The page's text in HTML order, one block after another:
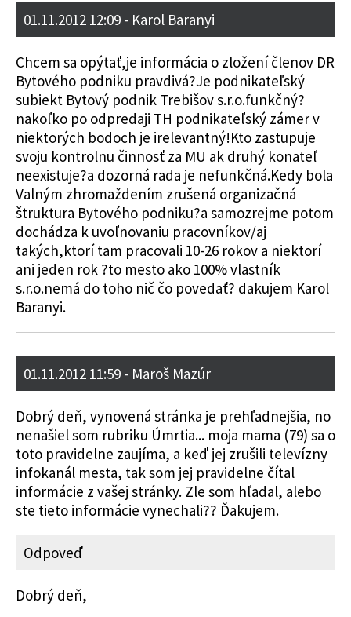
01.11.2012 12:09 - Karol Baranyi
Chcem sa opýtať,je informácia o zložení členov DR
Bytového podniku pravdivá?Je podnikateľský
subiekt Bytový podnik Trebišov s.r.o.funkčný?
nakoľko po odpredaji TH podnikateľský zámer v
niektorých bodoch je irelevantný!Kto zastupuje
svoju kontrolnu činnosť za MU ak druhý konateľ
neexistuje?a dozorná rada je nefunkčná.Kedy bola
Valným zhromaždením zrušená organizačná
štruktura Bytového podniku?a samozrejme potom
dochádza k uvoľnovaniu pracovníkov/aj
takých,ktorí tam pracovali 10-26 rokov a niektorí
ani jeden rok ?to mesto ako 100% vlastník
s.r.o.nemá do toho nič čo povedať? dakujem Karol
Baranyi.
01.11.2012 11:59 - Maroš Mazúr
Dobrý deň, vynovená stránka je prehľadnejšia, no
nenašiel som rubriku Úmrtia... moja mama (79) sa o
toto pravidelne zaujíma, a keď jej zrušili televízny
infokanál mesta, tak som jej pravidelne čítal
informácie z vašej stránky. Zle som hľadal, alebo
ste tieto informácie vynechali?? Ďakujem.
Odpoveď
Dobrý deň,